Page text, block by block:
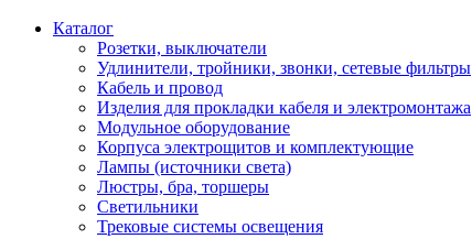
Каталог
Розетки, выключатели
Удлинители, тройники, звонки, сетевые фильтры
Кабель и провод
Изделия для прокладки кабеля и электромонтажа
Модульное оборудование
Корпуса электрощитов и комплектующие
Лампы (источники света)
Люстры, бра, торшеры
Светильники
Трековые системы освещения